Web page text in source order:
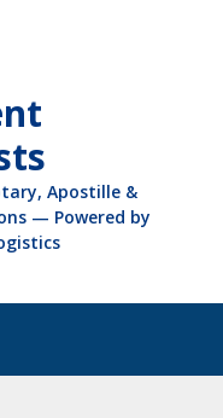
Apostille &
— Powered by